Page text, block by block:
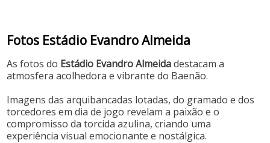
Fotos Estádio Evandro Almeida
As fotos do Estádio Evandro Almeidadestacam a
atmosfera acolhedora e vibrante do Baenão.
Imagens das arquibancadas lotadas, do gramado e dos
torcedores em dia de jogo revelam a paixão e o
compromisso da torcida azulina, criando uma
experiência visual emocionante e nostálgica.